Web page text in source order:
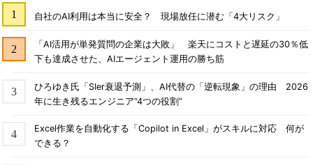
自社のAI利用は本当に安全？ 現場放任に潜む「4大リスク」
「AI活用が単発質問の企業は大敗」 楽天にコストと遅延の30％低
下も達成させた、AIエージェント運用の勝ち筋
ひろゆき氏「SIer衰退予測」、AI代替の「逆転現象」の理由 2026
年に生き残るエンジニア“4つの役割”
Excel作業を自動化する「Copilot in Excel」がスキルに対応 何が
できる？